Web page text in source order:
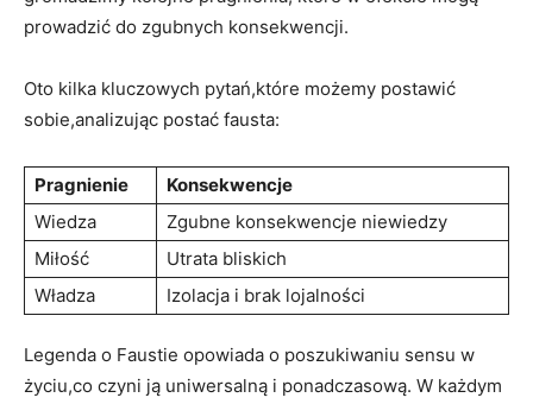
prowadzić do zgubnych konsekwencji.
Oto kilka kluczowych pytań,które możemy postawić
sobie,analizując postać fausta:
Pragnienie
Konsekwencje
Wiedza
Zgubne konsekwencje niewiedzy
Miłość
Utrata bliskich
Władza
Izolacja i brak lojalności
Legenda o Faustie opowiada o poszukiwaniu sensu w
życiu,co czyni ją uniwersalną i ponadczasową. W każdym